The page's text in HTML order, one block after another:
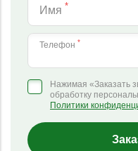
Имя *
Телефон *
Нажимая «Заказать
обработку
Политики